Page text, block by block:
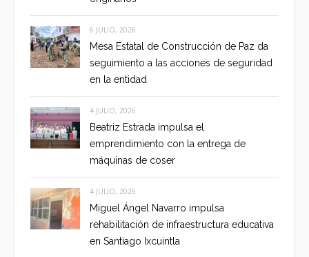
6 JULIO, 2026
Mesa Estatal de Construcción de Paz da
seguimiento a las acciones de seguridad
en la entidad
4 JULIO, 2026
Beatriz Estrada impulsa el
emprendimiento con la entrega de
máquinas de coser
4 JULIO, 2026
Miguel Ángel Navarro impulsa
rehabilitación de infraestructura educativa
en Santiago Ixcuintla